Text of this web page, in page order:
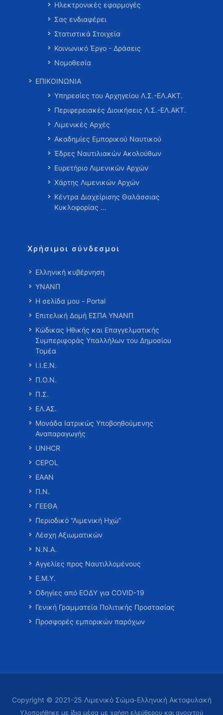
Ηλεκτρονικές εφαρμογές
Σας ενδιαφέρει
Στατιστικά Στοιχεία
Κοινωνικό Έργο - Δράσεις
Νομοθεσία
ΕΠΙΚΟΙΝΩΝΙΑ
Υπηρεσίες του Αρχηγείου Λ.Σ.-ΕΛ.ΑΚΤ.
Περιφερειακές Διοικήσεις Λ.Σ.-ΕΛ.ΑΚΤ.
Λιμενικές Αρχές
Ακαδημίες Εμπορικού Ναυτικού
Έδρες Ναυτιλιακών Ακολούθων
Ευρετήριο Λιμενικών Αρχών
Χάρτης Λιμενικών Αρχών
Κέντρα Διαχείρισης Θαλάσσιας
Κυκλοφορίας …
Χρήσιμοι σύνδεσμοι
Ελληνική κυβέρνηση
ΥΝΑΝΠ
Η σελίδα μου - Portal
Επιτελική Δομή ΕΣΠΑ ΥΝΑΝΠ
Κώδικας Ηθικής και Επαγγελματικής
Συμπεριφοράς Υπαλλήλων του Δημοσίου
Τομέα
Ι.Ι.Ε.Ν.
Π.Ο.Ν.
Π.Σ.
ΕΛ.ΑΣ.
Μονάδα Ιατρικώς Υποβοηθούμενης
Αναπαραγωγής
UNHCR
CEPOL
ΕΑΑΝ
Π.Ν.
ΓΕΕΘΑ
Περιοδικό “Λιμενική Ηχώ”
Λέσχη Αξιωματικών
Ν.Ν.Α.
Αγγελίες προς Ναυτιλλομένους
Ε.Μ.Υ.
Οδηγίες από ΕΟΔΥ για COVID-19
Γενική Γραμματεία Πολιτικής Προστασίας
Προσφορές εμπορικών παρόχων
Copyright © 2021-25 Λιμενικό Σώμα-Ελληνική Ακτοφυλακή
Υλοποιήθηκε με ίδια μέσα με χρήση ελεύθερου και ανοιχτού